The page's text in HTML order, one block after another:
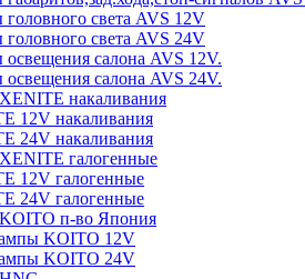
света AVS 12V
света AVS 24V
салона AVS 12V.
салона AVS 24V.
накаливания
12V накаливания
24V накаливания
галогенные
12V галогенные
24V галогенные
п-во Япония
KOITO 12V
KOITO 24V